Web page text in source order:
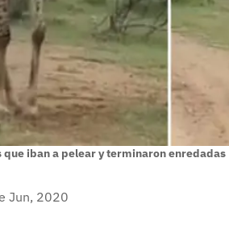
iban a pelear y terminaron enredadas
Jun, 2020